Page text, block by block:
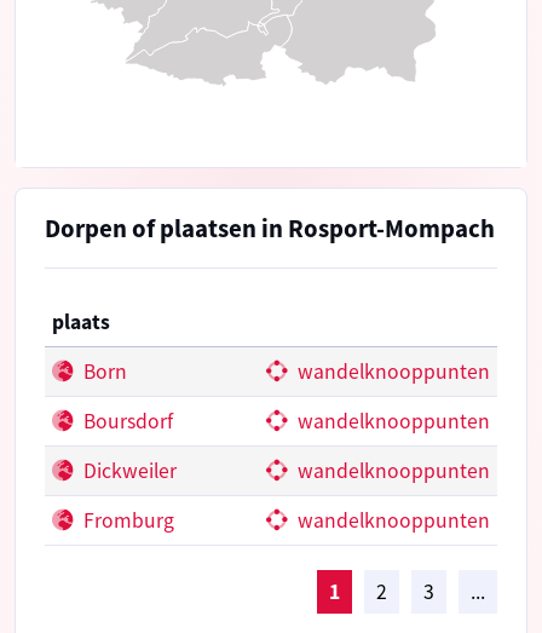
Dorpen of plaatsen in Rosport-Mompach
plaats
Born
wandelknooppunten
Boursdorf
wandelknooppunten
Dickweiler
wandelknooppunten
Fromburg
wandelknooppunten
1 2 3 ...